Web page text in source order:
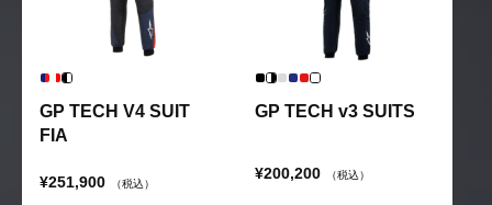
GP TECH V4 SUIT
FIA
¥251,900 （税込）
GP TECH v3 SUITS
¥200,200 （税込）